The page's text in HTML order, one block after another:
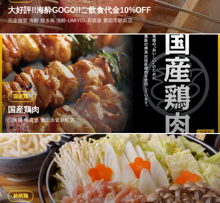
ヤキトリダイニング 精一杯 九号店
名物鶏鍋と手ごねつくね
愛知環状鉄道線三河豊田駅 徒歩3分
愛知県豊田市御幸本町1-210
大好評!!海酔GOGO!!ご飲食代金10%OFF
完全個室 海鮮 焼き鳥 海酔‐UMIYOI‐居酒屋 豊田市駅前店
まだまだ海酔にご来店されてない方、リピーター様にお得な【ご
飲食代金から10%OFF※金土祝前5％OFF】平日週末問わず全日ご
利用できますので、ぜひこの機会にご利用ください。詳しい期間
はクーポンをご確認ください。皆さまのご来店を心よりお待ちし
ています！
完全個室 海鮮 焼き鳥 海酔‐UMIYOI‐居酒屋 豊田市駅前店
海鮮/完全個室/居酒屋
名鉄三河線豊田市駅 徒歩1分
愛知県豊田市若宮町2-25-1 Z BLDG3F
国産鶏肉
焼鳥屋 鳥貴族 豊田永覚新町店
国産鶏
おいしい焼鳥は鮮度が大事。価格・味わいともに 満足いただける
焼鳥を追求した結果、 鳥貴族の焼鳥は国産鶏肉を使用しておりま
す。
焼鳥屋 鳥貴族 豊田永覚新町店
銘柄鶏